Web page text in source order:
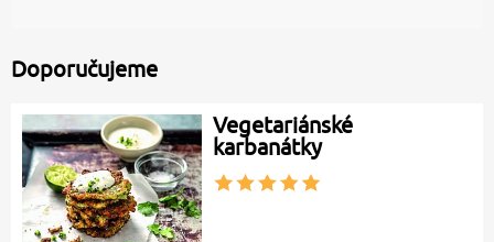
Doporučujeme
Vegetariánské
karbanátky